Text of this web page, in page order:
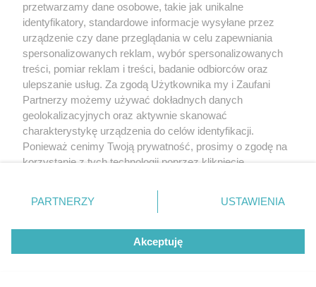
przetwarzamy dane osobowe, takie jak unikalne
identyfikatory, standardowe informacje wysyłane przez
urządzenie czy dane przeglądania w celu zapewniania
spersonalizowanych reklam, wybór spersonalizowanych
treści, pomiar reklam i treści, badanie odbiorców oraz
ulepszanie usług. Za zgodą Użytkownika my i Zaufani
Partnerzy możemy używać dokładnych danych
geolokalizacyjnych oraz aktywnie skanować
charakterystykę urządzenia do celów identyfikacji.
Ponieważ cenimy Twoją prywatność, prosimy o zgodę na
korzystanie z tych technologii poprzez kliknięcie
zmienić/wycofać klikając przycisk ustawień prywatności
znajdujący się w lewym dolnym rogu strony
rodzaje przetwarzania danych nie wymagają zgody
użytkownika, ale masz prawo sprzeciwić się takiemu
przetwarzaniu. Preferencje będą miały zastosowanie tylko
PARTNERZY USTAWIENIA
Akceptuję